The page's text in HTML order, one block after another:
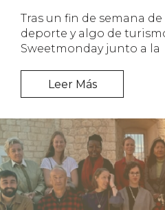
Tras un fin de semana
deporte y algo de
Sweetmonday junto a la
Leer Más